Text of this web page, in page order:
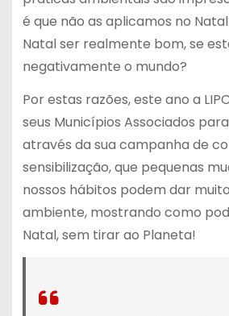
é que não as aplicamos no
Natal ser realmente bom, se
negativamente o mundo?
Por estas razões, este ano a
seus Municípios Associados
através da sua campanha de
sensibilização, que pequenas
nossos hábitos podem dar
ambiente, mostrando como
Natal, sem tirar ao Planeta!